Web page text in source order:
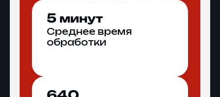
5 минут
Среднее время
обработки